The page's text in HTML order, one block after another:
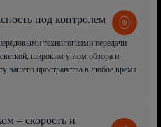
под контролем
технологиями передачи
широким углом обзора и
вашего пространства в любое время
– скорость и